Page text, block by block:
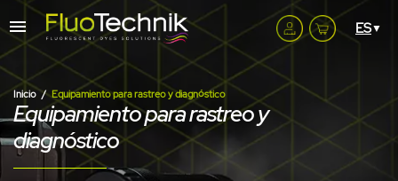
Inicio Equipamiento para rastreo y diagnóstico
Equipamiento para rastreo y
diagnóstico